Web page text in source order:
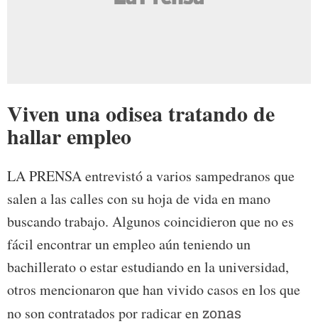
Viven una odisea tratando de
hallar empleo
LA PRENSA entrevistó a varios sampedranos que
salen a las calles con su hoja de vida en mano
buscando trabajo. Algunos coincidieron que no es
fácil encontrar un empleo aún teniendo un
bachillerato o estar estudiando en la universidad,
otros mencionaron que han vivido casos en los que
no son contratados por radicar en zonas